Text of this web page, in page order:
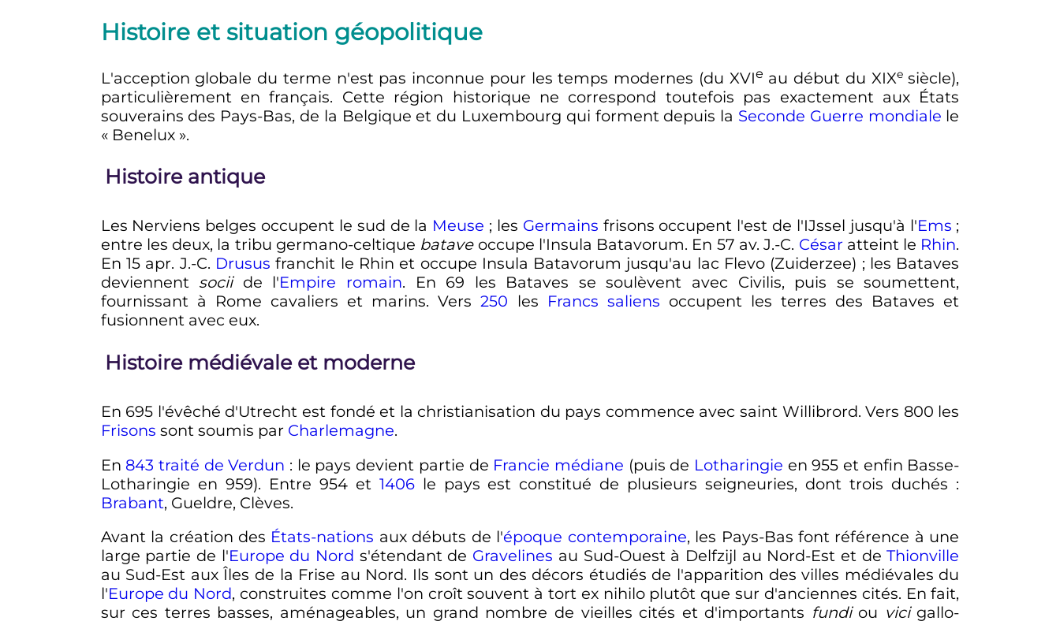
Histoire et situation géopolitique
L'acception globale du terme n'est pas inconnue pour les temps modernes (du XVIe au début du XIXe siècle),
particulièrement en français. Cette région historique ne correspond toutefois pas exactement aux États
souverains des Pays-Bas, de la Belgique et du Luxembourg qui forment depuis la Seconde Guerre mondiale le
« Benelux ».
Histoire antique
Les Nerviens belges occupent le sud de la Meuse ; les Germains frisons occupent l'est de l'IJssel jusqu'à l'Ems ;
entre les deux, la tribu germano-celtique bataveoccupe l'Insula Batavorum. En 57 av. J.-C. César atteint le Rhin.
En 15 apr. J.-C. Drusus franchit le Rhin et occupe Insula Batavorum jusqu'au lac Flevo (Zuiderzee) ; les Bataves
deviennent sociide l'Empire romain. En 69 les Bataves se soulèvent avec Civilis, puis se soumettent,
fournissant à Rome cavaliers et marins. Vers250 les Francs saliens occupent les terres des Bataves et
fusionnent avec eux.
Histoire médiévale et moderne
En 695 l'évêché d'Utrecht est fondé et la christianisation du pays commence avec saint Willibrord. Vers 800 les
Frisons sont soumis par Charlemagne.
En 843 traité de Verdun : le pays devient partie de Francie médiane (puis de Lotharingie en 955 et enfin Basse-
Lotharingie en 959). Entre 954 et 1406le pays est constitué de plusieurs seigneuries, dont trois duchés :
Brabant, Gueldre, Clèves.
Avant la création des États-nations aux débuts de l'époque contemporaine, les Pays-Bas font référence à une
large partie de l'Europe du Nord s'étendant de Gravelines au Sud-Ouest à Delfzijl au Nord-Est et deThionville
au Sud-Est aux Îles de la Frise au Nord. Ils sont un des décors étudiés de l'apparition des villes médiévales du
l'Europe du Nord, construites comme l'on croît souvent à tort ex nihilo plutôt que sur d'anciennes cités. En fait,
sur ces terres basses, aménageables, un grand nombre de vieilles cités et d'importants fundiou vicigallo-